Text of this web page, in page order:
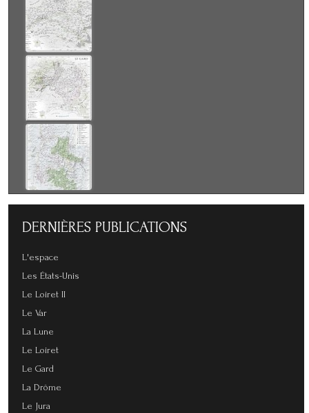
DERNIÈRES PUBLICATIONS
L'espace
Les États-Unis
Le Loiret II
Le Var
La Lune
Le Loiret
Le Gard
La Drôme
Le Jura